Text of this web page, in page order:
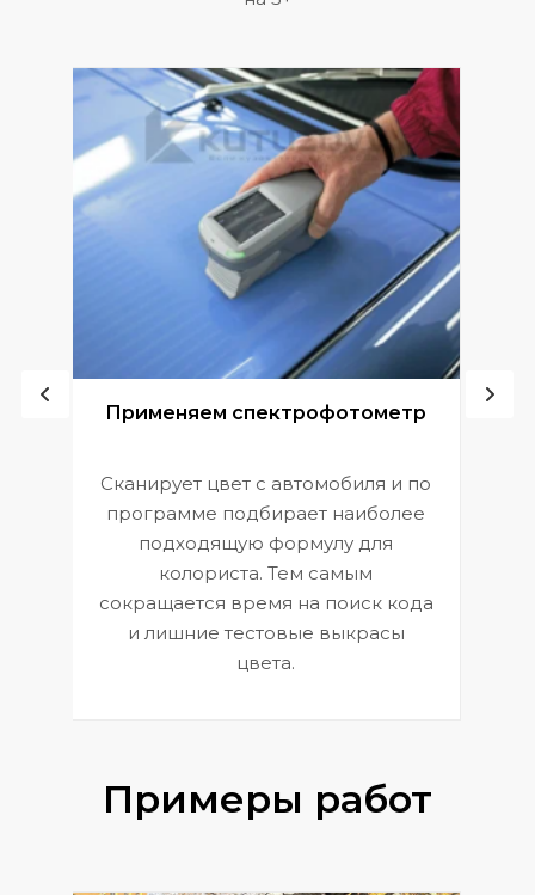
Применяем спектрофотометр
Сканирует цвет с автомобиля и по
программе подбирает наиболее
подходящую формулу для
колориста. Тем самым
сокращается время на поиск кода
и лишние тестовые выкрасы
цвета.
Примеры работ